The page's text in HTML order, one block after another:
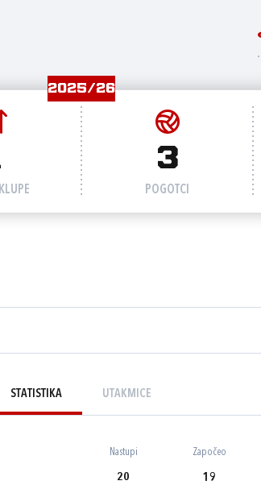
2025/26
3
POGOTCI
STATISTIKA UTAKMICE
Nastupi Započeo
20 19